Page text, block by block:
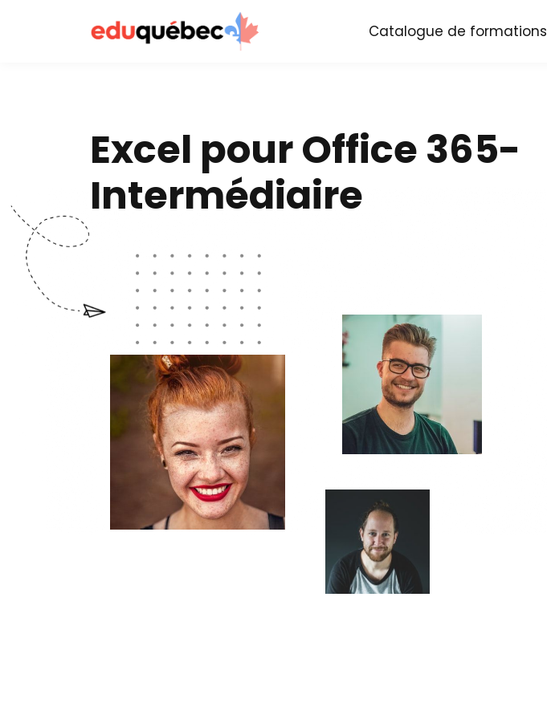
Catalogue de formations
Excel pour Office 365-
Intermédiaire